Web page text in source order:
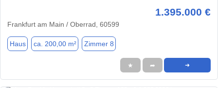
1.395.000 €
Frankfurt am Main / Oberrad, 60599
Haus ca. 200,00 m² Zimmer 8
★ ➦ ➜